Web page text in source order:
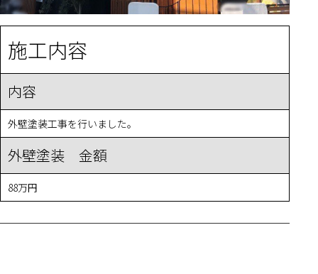
施工内容
内容
外壁塗装工事を行いました。
外壁塗装 金額
88万円